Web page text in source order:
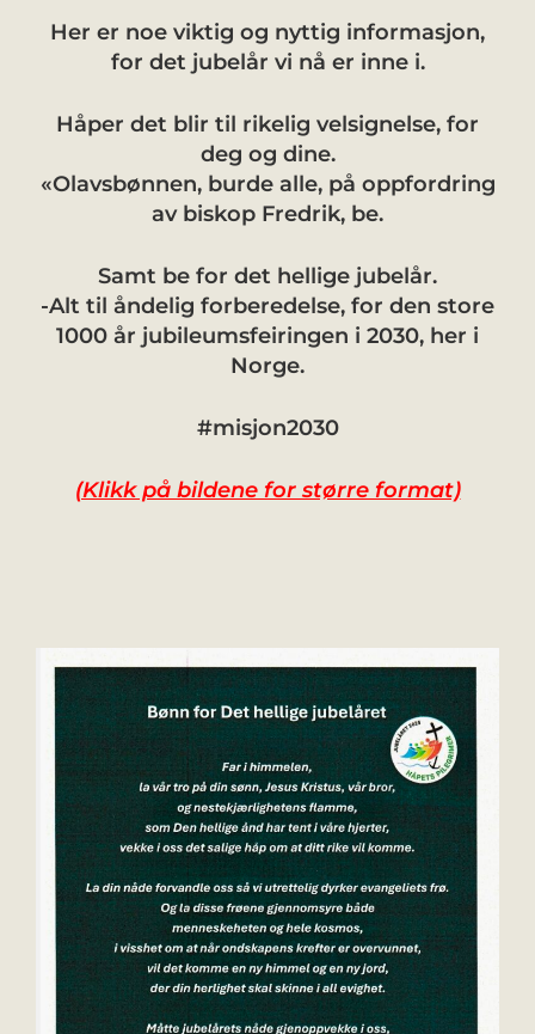
Her er noe viktig og nyttig informasjon,
for det jubelår vi nå er inne i.
Håper det blir til rikelig velsignelse, for
deg og dine.
«Olavsbønnen, burde alle, på oppfordring
av biskop Fredrik, be.
Samt be for det hellige jubelår.
-Alt til åndelig forberedelse, for den store
1000 år jubileumsfeiringen i 2030, her i
Norge.
#misjon2030
(Klikk på bildene for større format)